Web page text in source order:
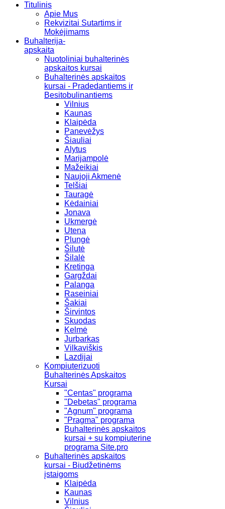
Titulinis
Apie Mus
Rekvizitai Sutartims ir
Mokėjimams
Buhalterija-
apskaita
Nuotoliniai buhalterinės
apskaitos kursai
Buhalterinės apskaitos
kursai - Pradedantiems ir
Besitobulinantiems
Vilnius
Kaunas
Klaipėda
Panevėžys
Šiauliai
Alytus
Marijampolė
Mažeikiai
Naujoji Akmenė
Telšiai
Tauragė
Kėdainiai
Jonava
Ukmergė
Utena
Plungė
Šilutė
Šilalė
Kretinga
Gargždai
Palanga
Raseiniai
Šakiai
Širvintos
Skuodas
Kelmė
Jurbarkas
Vilkaviškis
Lazdijai
Kompiuterizuoti
Buhalterinės Apskaitos
Kursai
"Centas" programa
"Debetas" programa
"Agnum" programa
"Pragma" programa
Buhalterinės apskaitos
kursai + su kompiuterine
programa Site.pro
Buhalterinės apskaitos
kursai - Biudžetinėms
įstaigoms
Klaipėda
Kaunas
Vilnius